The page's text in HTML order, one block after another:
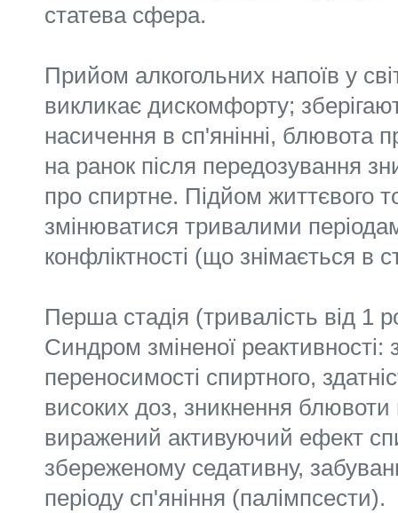
статева сфера.
Прийом алкогольних напоїв у
викликає дискомфорту;
насичення в сп'янінні, блювота
на ранок після передозування
про спиртне. Підйом життєвого
змінюватися тривалими
конфліктності (що знімається в
Перша стадія (тривалість від 1
Синдром зміненої реактивності:
переносимості спиртного,
високих доз, зникнення блювоти
виражений активуючий ефект
збереженому седативну,
періоду сп'яніння (палімпсести).